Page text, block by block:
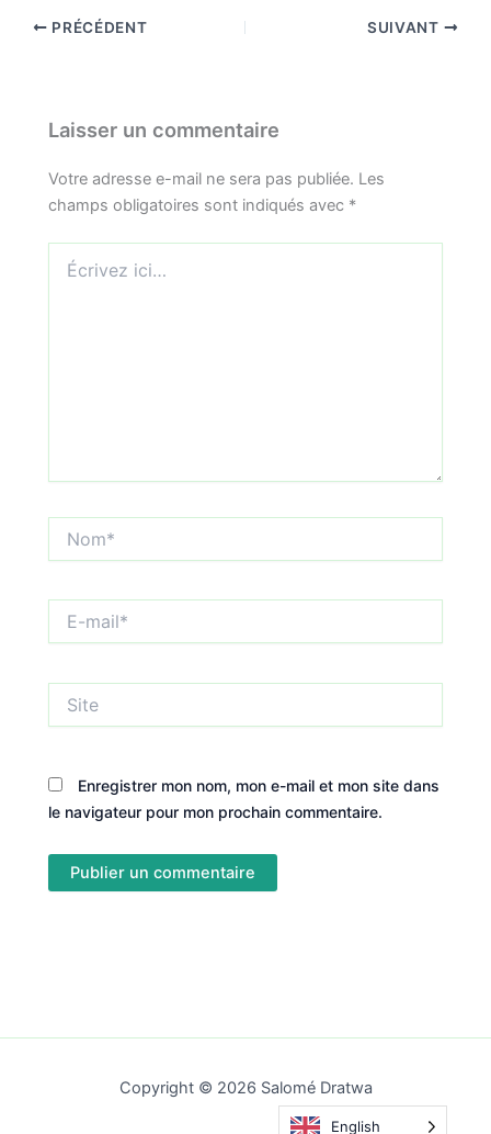
PRÉCÉDENT SUIVANT
Laisser un commentaire
Votre adresse e-mail ne sera pas publiée. Les
champs obligatoires sont indiqués avec *
ici…
mail*
Enregistrer mon nom, mon e-mail et mon site dans
le navigateur pour mon prochain commentaire.
Copyright © 2026 Salomé Dratwa
English